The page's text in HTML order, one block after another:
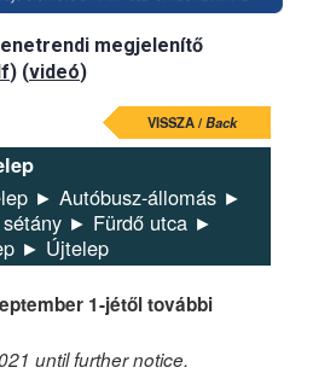
megjelenítő
) (videó)
VISSZA /Back
► Autóbusz-állomás ►
sétány ► Fürdő utca ►
► Újtelep
1-jétől további
until further notice.